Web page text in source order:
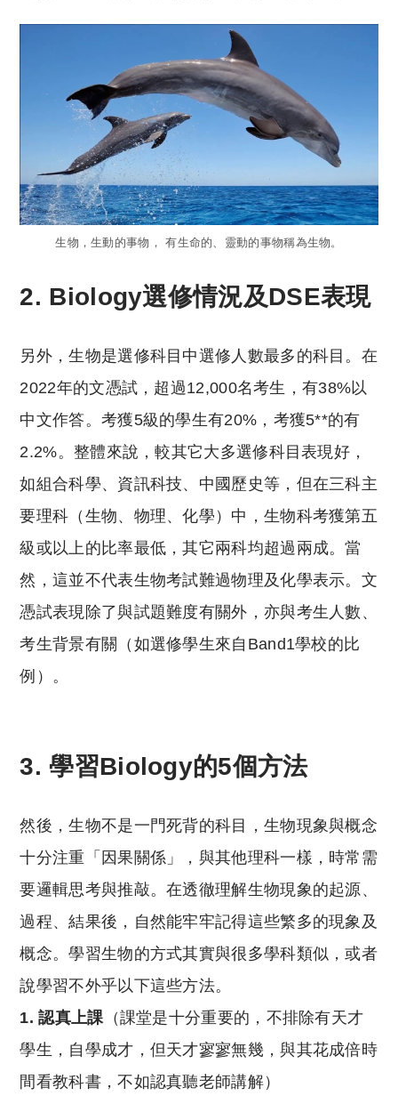
生物，生動的事物， 有生命的、靈動的事物稱為生物。
2. Biology選修情況及DSE表現
另外，生物是選修科目中選修人數最多的科目。在
2022年的文憑試，超過12,000名考生，有38%以
中文作答。考獲5級的學生有20%，考獲5**的有
2.2%。整體來說，較其它大多選修科目表現好，
如組合科學、資訊科技、中國歷史等，但在三科主
要理科（生物、物理、化學）中，生物科考獲第五
級或以上的比率最低，其它兩科均超過兩成。當
然，這並不代表生物考試難過物理及化學表示。文
憑試表現除了與試題難度有關外，亦與考生人數、
考生背景有關（如選修學生來自Band1學校的比
例）。
3. 學習Biology的5個方法
然後，生物不是一門死背的科目，生物現象與概念
十分注重「因果關係」，與其他理科一樣，時常需
要邏輯思考與推敲。在透徹理解生物現象的起源、
過程、結果後，自然能牢牢記得這些繁多的現象及
概念。學習生物的方式其實與很多學科類似，或者
說學習不外乎以下這些方法。
1. 認真上課 （課堂是十分重要的，不排除有天才
學生，自學成才，但天才寥寥無幾，與其花成倍時
間看教科書，不如認真聽老師講解）